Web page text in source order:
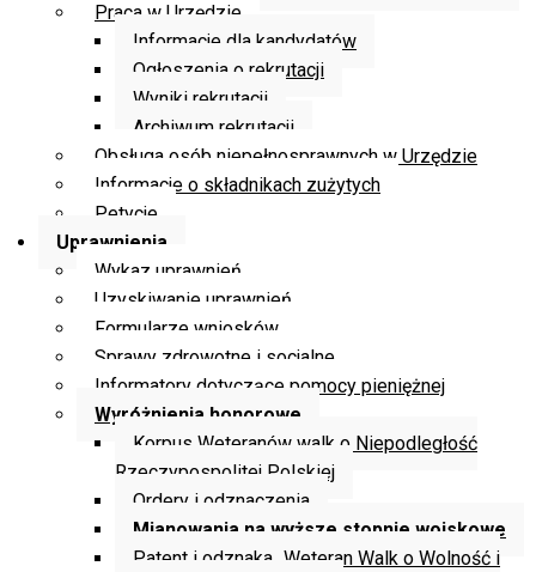
Praca w Urzędzie
Informacje dla kandydatów
Ogłoszenia o rekrutacji
Wyniki rekrutacji
Archiwum rekrutacji
Obsługa osób niepełnosprawnych w Urzędzie
Informacje o składnikach zużytych
Petycje
Uprawnienia
Wykaz uprawnień
Uzyskiwanie uprawnień
Formularze wniosków
Sprawy zdrowotne i socjalne
Informatory dotyczące pomocy pieniężnej
Wyróżnienia honorowe
Korpus Weteranów walk o Niepodległość
Rzeczypospolitej Polskiej
Ordery i odznaczenia
Mianowania na wyższe stopnie wojskowe
Patent i odznaka „Weteran Walk o Wolność i